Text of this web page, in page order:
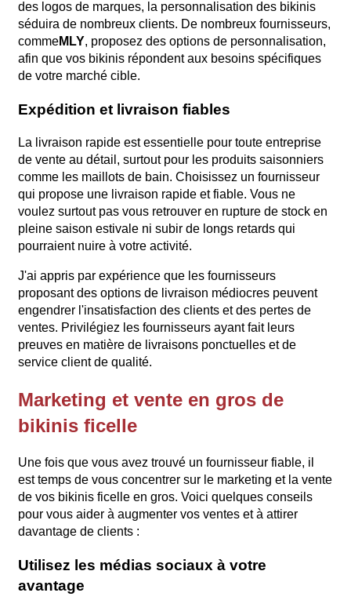
des logos de marques, la personnalisation des bikinis
séduira de nombreux clients. De nombreux fournisseurs,
commeMLY, proposez des options de personnalisation,
afin que vos bikinis répondent aux besoins spécifiques
de votre marché cible.
Expédition et livraison fiables
La livraison rapide est essentielle pour toute entreprise
de vente au détail, surtout pour les produits saisonniers
comme les maillots de bain. Choisissez un fournisseur
qui propose une livraison rapide et fiable. Vous ne
voulez surtout pas vous retrouver en rupture de stock en
pleine saison estivale ni subir de longs retards qui
pourraient nuire à votre activité.
J'ai appris par expérience que les fournisseurs
proposant des options de livraison médiocres peuvent
engendrer l'insatisfaction des clients et des pertes de
ventes. Privilégiez les fournisseurs ayant fait leurs
preuves en matière de livraisons ponctuelles et de
service client de qualité.
Marketing et vente en gros de
bikinis ficelle
Une fois que vous avez trouvé un fournisseur fiable, il
est temps de vous concentrer sur le marketing et la vente
de vos bikinis ficelle en gros. Voici quelques conseils
pour vous aider à augmenter vos ventes et à attirer
davantage de clients :
Utilisez les médias sociaux à votre
avantage